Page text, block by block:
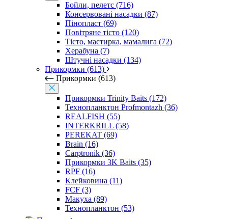
Бойли, пелетс (716)
Консервовані насадки (87)
Пінопласт (69)
Повітряне тісто (120)
Тісто, мастирка, мамалига (72)
Херабуна (7)
Штучні насадки (134)
Прикормки (613)
Прикормки (613)
Прикормки Trinity Baits (172)
Технопланктон Profmontazh (36)
REALFISH (55)
INTERKRILL (58)
PEREKAT (69)
Brain (16)
Carptronik (36)
Прикормки 3K Baits (35)
RPF (16)
Клейковина (11)
FCF (3)
Макуха (89)
Технопланктон (53)